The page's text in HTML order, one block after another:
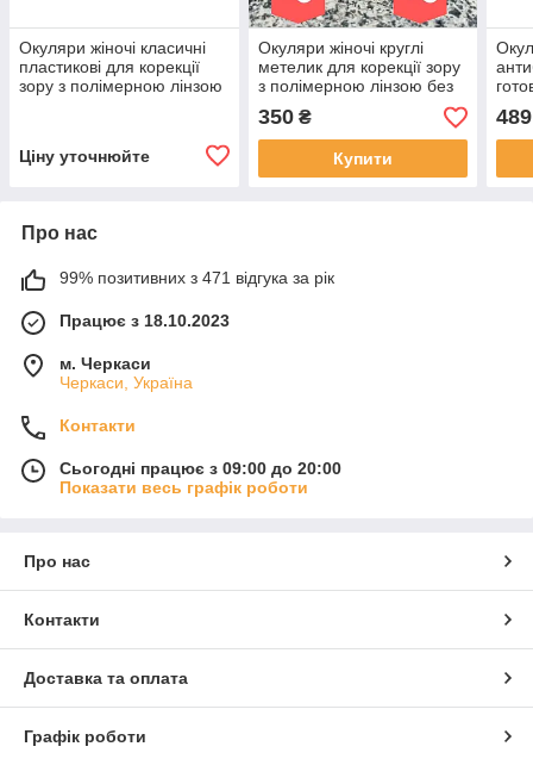
Окуляри жіночі класичні
пластикові для корекції
зору з полімерною лінзою
Ціну уточнюйте
Окуляри жіночі круглі
метелик для корекції зору
з полімерною лінзою без
покриттів широкий окуль
350₴
Купити
489
Про нас
99% позитивних з 471 відгука за рік
Працює з 18.10.2023
м. Черкаси
Черкаси, Україна
Контакти
Сьогодні працює з 09:00 до 20:00
Показати весь графік роботи
Про нас
Контакти
Доставка та оплата
Графік роботи